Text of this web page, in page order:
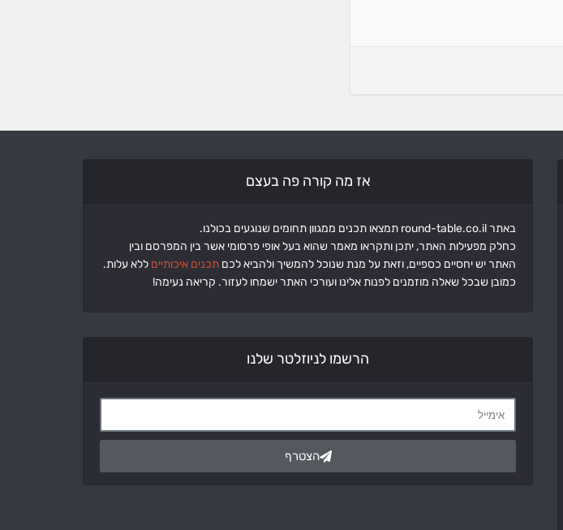
אז מה קורה פה בעצם
באתר round-table.co.il תמצאו תכנים ממגוון תחומים שנוגעים בכולנו.
כחלק מפעילות האתר, יתכן ותקראו מאמר שהוא בעל אופי פרסומי אשר בין המפרסם ובין
האתר יש יחסיים כספיים, וזאת על מנת שנוכל להמשיך ולהביא לכם תכנים איכותיים ללא עלות.
כמובן שבכל שאלה מוזמנים לפנות אלינו ועורכי האתר ישמחו לעזור. קריאה נעימה!
הרשמו לניוזלטר שלנו
הצטרף